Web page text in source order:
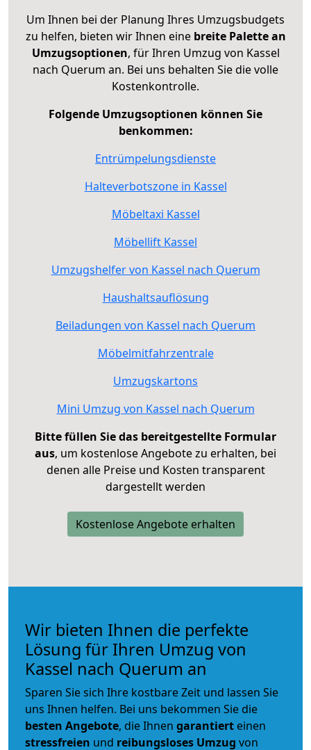
Um Ihnen bei der Planung Ihres Umzugsbudgets
zu helfen, bieten wir Ihnen eine breite Palette an
Umzugsoptionen, für Ihren Umzug von Kassel
nach Querum an. Bei uns behalten Sie die volle
Kostenkontrolle.
Folgende Umzugsoptionen können Sie
benkommen:
Entrümpelungsdienste
Halteverbotszone in Kassel
Möbeltaxi Kassel
Möbellift Kassel
Umzugshelfer von Kassel nach Querum
Haushaltsauflösung
Beiladungen von Kassel nach Querum
Möbelmitfahrzentrale
Umzugskartons
Mini Umzug von Kassel nach Querum
Bitte füllen Sie das bereitgestellte Formular
aus, um kostenlose Angebote zu erhalten, bei
denen alle Preise und Kosten transparent
dargestellt werden
Kostenlose Angebote erhalten
Wir bieten Ihnen die perfekte
Lösung für Ihren Umzug von
Kassel nach Querum an
Sparen Sie sich Ihre kostbare Zeit und lassen Sie
uns Ihnen helfen. Bei uns bekommen Sie die
besten Angebote, die Ihnen garantiert einen
stressfreien und reibungsloses Umzug von